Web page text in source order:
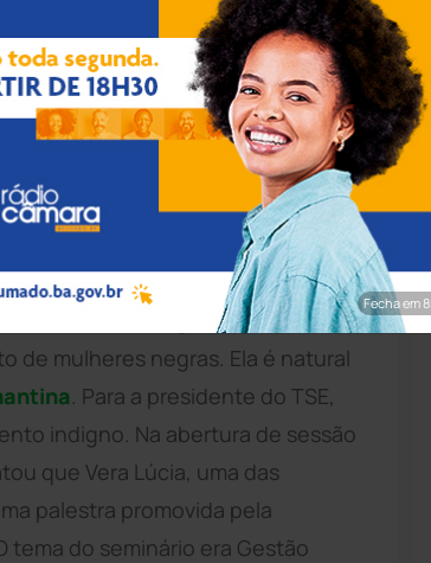
Senado
Cármen Lúcia, afirmou nesta
uma das integrantes da Corte e
racismo e discriminação ao ser
passada em Brasília. Indicada ao
é uma advogada baiana
de mulheres negras. Ela é natural
. Para a presidente do TSE,
indigno. Na abertura de sessão
que Vera Lúcia, uma das
palestra promovida pela
do seminário era Gestão
Fecha em